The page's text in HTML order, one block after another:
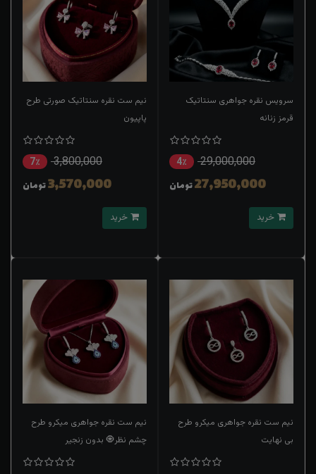
سرویس نقره جواهری سنتاتیک
قرمز زنانه
29,000,000 4٪
27,950,000تومان
نیم ست نقره سنتاتیک صورتی طرح
پاپیون
3,800,000 7٪
3,570,000تومان
نیم ست نقره جواهری میکرو طرح
بی نهایت
نیم ست نقره جواهری میکرو طرح
چشم نظر🧿 بدون زنجیر